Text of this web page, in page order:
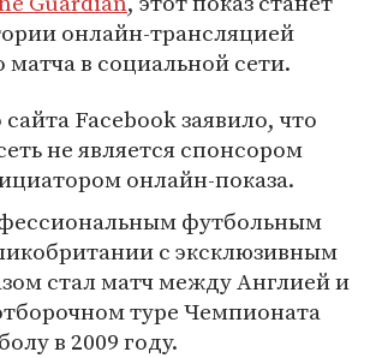
онлайн-трансляцией
матча в социальной сети.
Facebook заявило, что
не является спонсором
онлайн-показа.
футбольным
с эксклюзивным
стал матч между Англией и
туре Чемпионата
в 2009 году.